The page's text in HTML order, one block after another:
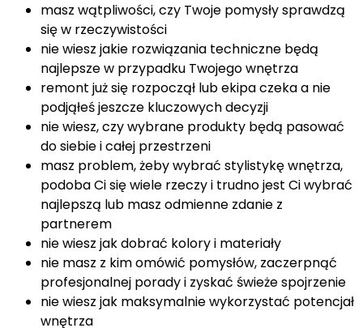
masz wątpliwości, czy Twoje pomysły sprawdzą
się w rzeczywistości
nie wiesz jakie rozwiązania techniczne będą
najlepsze w przypadku Twojego wnętrza
remont już się rozpoczął lub ekipa czeka a nie
podjąłeś jeszcze kluczowych decyzji
nie wiesz, czy wybrane produkty będą pasować
do siebie i całej przestrzeni
masz problem, żeby wybrać stylistykę wnętrza,
podoba Ci się wiele rzeczy i trudno jest Ci wybrać
najlepszą lub masz odmienne zdanie z
partnerem
nie wiesz jak dobrać kolory i materiały
nie masz z kim omówić pomysłów, zaczerpnąć
profesjonalnej porady i zyskać świeże spojrzenie
nie wiesz jak maksymalnie wykorzystać potencjał
wnętrza